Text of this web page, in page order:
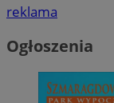
reklama
Ogłoszenia